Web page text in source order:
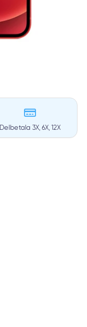
Delbetala 3X, 6X, 12X